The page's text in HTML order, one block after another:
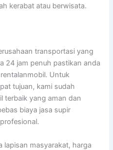
kerabat atau berwisata.
transportasi yang
24 jam penuh pastikan anda
Untuk
tujuan, kami sudah
terbaik yang aman dan
biaya jasa supir
lapisan masyarakat, harga